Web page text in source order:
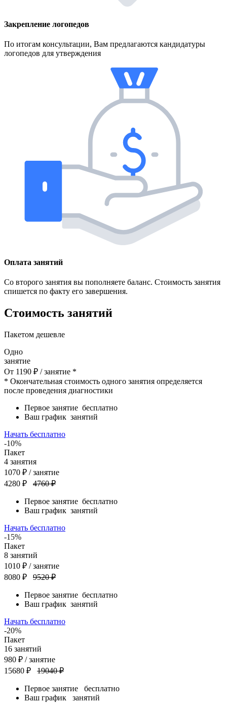
Закрепление логопедов
По итогам консультации, Вам предлагаются кандидатуры
логопедов для утверждения
Оплата занятий
Со второго занятия вы пополняете баланс. Стоимость занятия
спишется по факту его завершения.
Стоимость занятий
Пакетом дешевле
Одно
занятие
От 1190 ₽ / занятие *
* Окончательная стоимость одного занятия определяется
после проведения диагностики
Первое занятие бесплатно
Ваш график занятий
Начать бесплатно
-10%
Пакет
4 занятия
1070 ₽ / занятие
4280 ₽
4760 ₽
Первое занятие бесплатно
Ваш график занятий
Начать бесплатно
-15%
Пакет
8 занятий
1010 ₽ / занятие
8080 ₽
9520 ₽
Первое занятие бесплатно
Ваш график занятий
Начать бесплатно
-20%
Пакет
16 занятий
980 ₽ / занятие
15680 ₽
19040 ₽
Первое занятие бесплатно
Ваш график занятий